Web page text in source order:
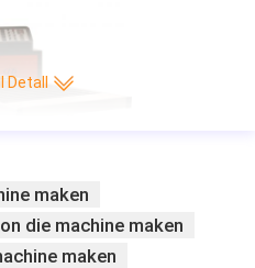
Detall
maken
die machine maken
maken